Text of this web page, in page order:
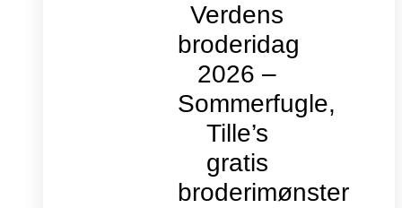
Verdens
broderidag
2026 –
Sommerfugle,
Tille’s
gratis
broderimønster